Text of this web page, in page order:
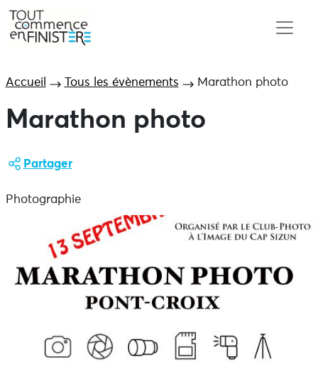
Accueil Tous les évènements Marathon photo
Marathon photo
Partager
Photographie